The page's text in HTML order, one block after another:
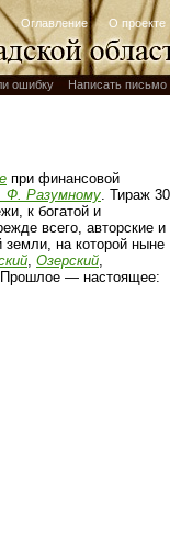
Оглавление О проекте
ошибку Написать письмо
при финансовой
Ф. Разумному. Тираж
к богатой и
всего, авторские и
на которой ныне
, Озерский,
— настоящее: